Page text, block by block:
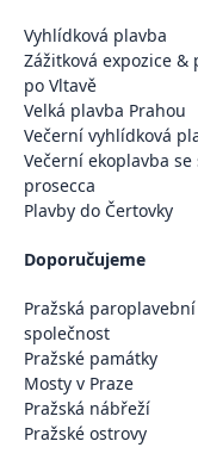
Vyhlídková plavba
Zážitková expozice &
po Vltavě
Velká plavba Prahou
Večerní vyhlídková
Večerní ekoplavba se
prosecca
Plavby do Čertovky
Doporučujeme
Pražská paroplavební
společnost
Pražské památky
Mosty v Praze
Pražská nábřeží
Pražské ostrovy